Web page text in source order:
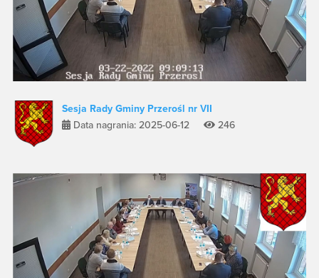
Sesja Rady Gminy Przerośl nr VII
Data nagrania: 2025-06-12
246